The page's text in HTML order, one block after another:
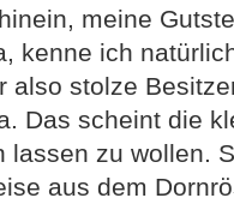
meine
kenne ich
also stolze
Das scheint die
lassen zu wollen.
aus dem